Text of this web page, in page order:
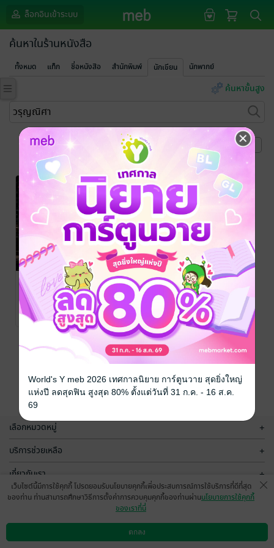
ล็อกอินเข้าระบบ
ค้นหาในร้านหนังสือ
ทั้งหมด แท็ก ชื่อหนังสือ สำนักพิมพ์ นักเขียน นักพากย์
ค้นหาขั้นสูง
หน้าที่ 1
-60%
บอสคะ นั่น
ไม่ใช่คำแปลค่ะ
วรุญณิศา
/ Saner
Books
นิยายโรมานซ์
1 Rating
เลือกหมวดหมู่ +
บริการช่วยเหลือ +
เกี่ยวกับเรา +
กลุ่มธุรกิจในเครือ
ดาวน์โหลดแอป วิธีการใช้งาน ติดต่อเรา
เว็บไซต์นี้มีการใช้คุกกี้ โปรดยอมรับนโยบายคุกกี้เพื่อประสบการณ์การใช้บริการที่ดีที่สุด
ของท่าน ท่านสามารถศึกษาวิธีการตั้งค่าการควบคุมคุกกี้ของท่านผ่านนโยบายการใช้คุกกี้
ของเราที่นี่
ตกลง
World's Y meb 2026 เทศกาลนิยาย การ์ตูนวาย สุดยิ่งใหญ่
แห่งปี ลดสุดฟิน สูงสุด 80% ตั้งแต่วันที่ 31 ก.ค. - 16 ส.ค.
69